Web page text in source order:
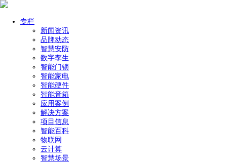
专栏
新闻资讯
品牌动态
智慧安防
数字孪生
智能门锁
智能家电
智能硬件
智能音箱
应用案例
解决方案
项目信息
智能百科
物联网
云计算
智慧场景